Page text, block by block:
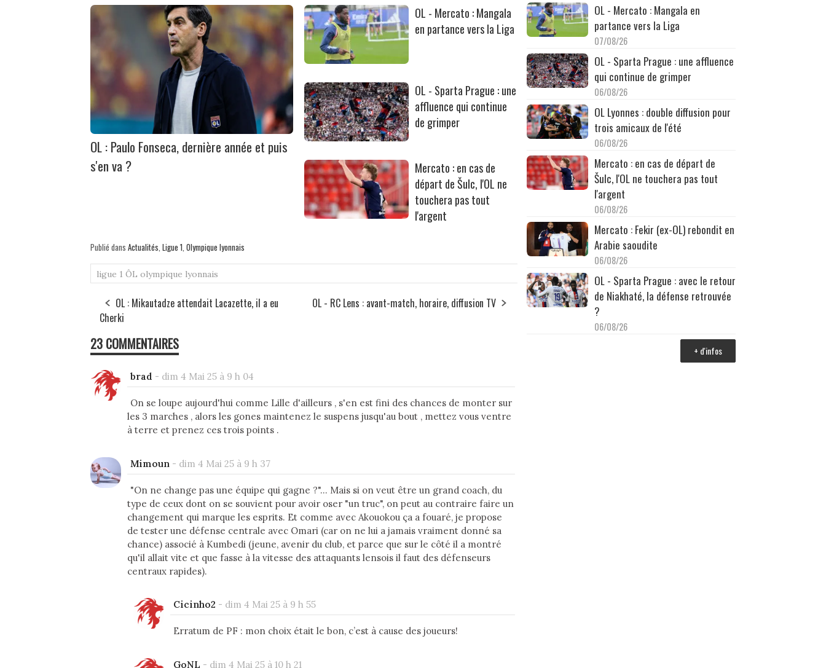
OL : Paulo Fonseca, dernière année et puis
s'en va ?
OL - Mercato : Mangala
en partance vers la Liga
OL - Sparta Prague : une
affluence qui continue
de grimper
Mercato : en cas de
départ de Šulc, l'OL ne
touchera pas tout
l'argent
Publié dans Actualités, Ligue 1, Olympique lyonnais
ligue 1 ÔL olympique lyonnais
OL : Mikautadze attendait Lacazette, il a eu
Cherki
OL - RC Lens : avant-match, horaire, diffusion TV
23 COMMENTAIRES
brad - dim 4 Mai 25 à 9 h 04
On se loupe aujourd'hui comme Lille d'ailleurs , s'en est fini des chances de monter sur
les 3 marches , alors les gones maintenez le suspens jusqu'au bout , mettez vous ventre
à terre et prenez ces trois points .
Mimoun - dim 4 Mai 25 à 9 h 37
"On ne change pas une équipe qui gagne ?"... Mais si on veut être un grand coach, du
type de ceux dont on se souvient pour avoir oser "un truc", on peut au contraire faire un
changement qui marque les esprits. Et comme avec Akouokou ça a fouaré, je propose
de tester une défense centrale avec Omari (car on ne lui a jamais vraiment donné sa
chance) associé à Kumbedi (jeune, avenir du club, et parce que sur le côté il a montré
qu'il allait vite et que fasse à la vitesse des attaquants lensois il faut des défenseurs
centraux rapides).
Cicinho2 - dim 4 Mai 25 à 9 h 55
Erratum de PF : mon choix était le bon, c’est à cause des joueurs!
GoNL - dim 4 Mai 25 à 10 h 21
OL - Mercato : Mangala en
partance vers la Liga
07/08/26
OL - Sparta Prague : une affluence
qui continue de grimper
06/08/26
OL Lyonnes : double diffusion pour
trois amicaux de l'été
06/08/26
Mercato : en cas de départ de
Šulc, l'OL ne touchera pas tout
l'argent
06/08/26
Mercato : Fekir (ex-OL) rebondit en
Arabie saoudite
06/08/26
OL - Sparta Prague : avec le retour
de Niakhaté, la défense retrouvée
?
06/08/26
+ d'infos